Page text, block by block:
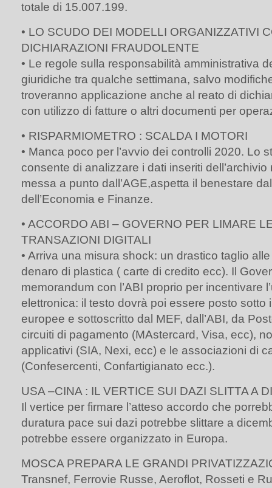
totale di 15.007.199.
• LO SCUDO DEI MODELLI ORGANIZZATIVI
DICHIARAZIONI FRAUDOLENTE
• Le regole sulla responsabilità amministrativa
giuridiche tra qualche settimana, salvo
troveranno applicazione anche al reato di
con utilizzo di fatture o altri documenti per
• RISPARMIOMETRO : SCALDA I MOTORI
• Manca poco per l’avvio dei controlli 2020. Lo
consente di analizzare i dati inseriti
messa a punto dall’AGE,aspetta il benestare
dell’Economia e Finanze.
• ACCORDO ABI – GOVERNO PER LIMARE
TRANSAZIONI DIGITALI
• Arriva una misura shock: un drastico taglio
denaro di plastica ( carte di credito ecc). Il
memorandum con l’ABI proprio per incentivare
elettronica: il testo dovrà poi essere posto sotto
europee e sottoscritto dal MEF, dall’ABI, da
circuiti di pagamento (MAstercard, Visa, ecc),
applicativi (SIA, Nexi, ecc) e le associazioni di
(Confesercenti, Confartigianato ecc.).
USA –CINA : IL VERTICE SUI DAZI SLITTA A
Il vertice per firmare l’atteso accordo che
duratura pace sui dazi potrebbe slittare a
potrebbe essere organizzato in Europa.
MOSCA PREPARA LE GRANDI
Transnef, Ferrovie Russe, Aeroflot, Rosseti e